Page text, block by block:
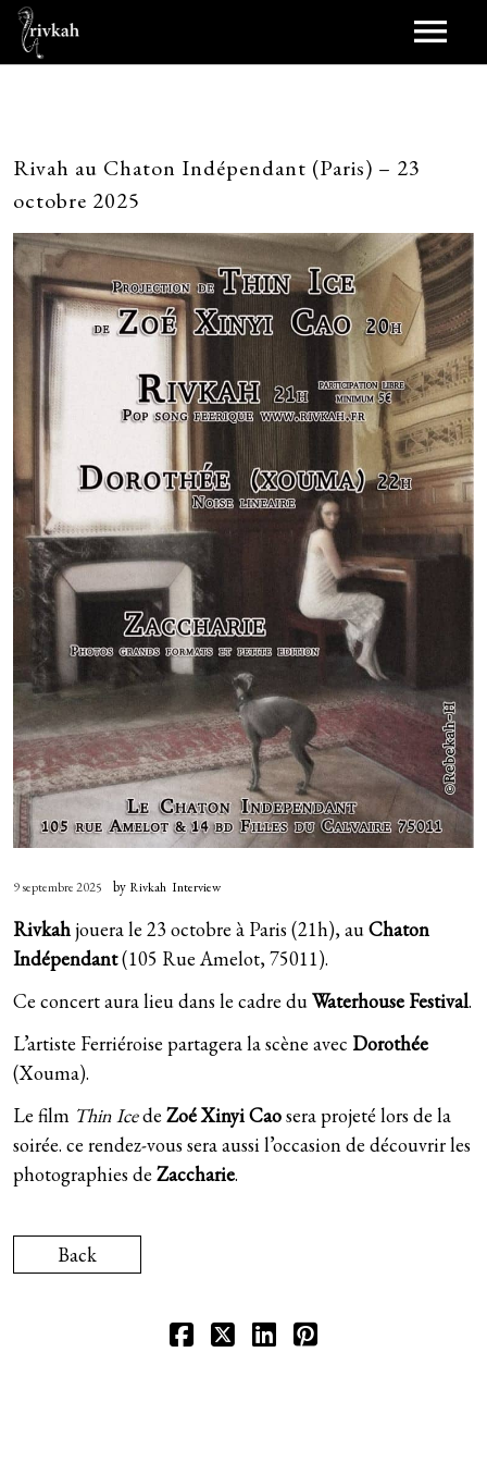
Scènes
Jukebox
Duet (2021)
Birthdayz (2016)
Shara (novembre 2013)
Curly songs (2011)
Second (2009)
Walking Our Dogs (2006)
Bobines
Scopitones
Représentations
Tous les lives
Live au Petit Bain (avril 2016)
Pellicule
Papiers
Télégramme
Fanfreluches
Rivah au Chaton Indépendant (Paris) – 23
octobre 2025
9 septembre 2025 by Rivkah Interview
Rivkahjouera le 23 octobre à Paris (21h), auChaton
Indépendant(105 Rue Amelot, 75011).
Ce concert aura lieu dans le cadre duWaterhouse Festival.
L’artiste Ferriéroise partagera la scène avec Dorothée
(Xouma).
Le film Thin Icede Zoé Xinyi Caosera projeté lors de la
soirée. ce rendez-vous sera aussi l’occasion de découvrir les
photographies de Zaccharie.
Back